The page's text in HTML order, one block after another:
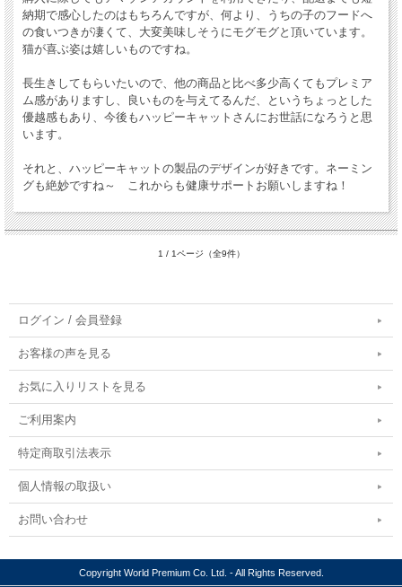
納期で感心したのはもちろんですが、何より、うちの子のフードへ
の食いつきが凄くて、大変美味しそうにモグモグと頂いています。
猫が喜ぶ姿は嬉しいものですね。
長生きしてもらいたいので、他の商品と比べ多少高くてもプレミア
ム感がありますし、良いものを与えてるんだ、というちょっとした
優越感もあり、今後もハッピーキャットさんにお世話になろうと思
います。
それと、ハッピーキャットの製品のデザインが好きです。ネーミン
グも絶妙ですね～ これからも健康サポートお願いしますね！
1 / 1ページ（全9件）
ログイン / 会員登録
お客様の声を見る
お気に入りリストを見る
ご利用案内
特定商取引法表示
個人情報の取扱い
お問い合わせ
Copyright World Premium Co. Ltd. - All Rights Reserved.